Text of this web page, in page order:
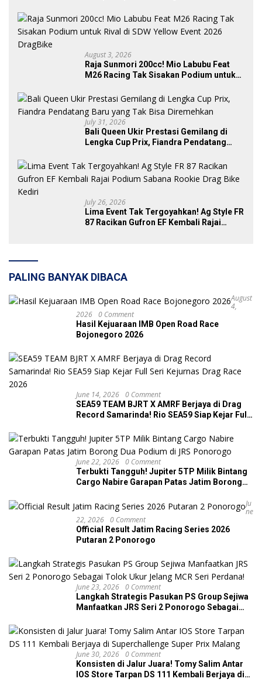
2026
August 3, 2026
Raja Sunmori 200cc! Mio Labubu Feat
M26 Racing Tak Sisakan Podium untuk
July 31, 2026
Bali Queen Ukir Prestasi Gemilang di
Lengka Cup Prix, Fiandra Pendatang
July 26, 2026
Lima Event Tak Tergoyahkan! Ag Style FR
87 Racikan Gufron EF Kembali Rajai
PALING BANYAK DIBACA
August
4,
2026 0 Comment
Hasil Kejuaraan IMB Open Road Race
Bojonegoro 2026
June 14, 2026 0 Comment
SEA59 TEAM BJRT X AMRF Berjaya di Drag
Record Samarinda! Rio SEA59 Siap Kejar Full
June 22, 2026 0 Comment
Terbukti Tangguh! Jupiter 5TP Milik Bintang
Cargo Nabire Garapan Patas Jatim Borong
Ju
Ne
22, 2026 0 Comment
Official Result Jatim Racing Series 2026
Putaran 2 Ponorogo
June 23, 2026 0 Comment
Langkah Strategis Pasukan PS Group Sejiwa
Manfaatkan JRS Seri 2 Ponorogo Sebagai
June 30, 2026 0 Comment
Konsisten di Jalur Juara! Tomy Salim Antar
IOS Store Tarpan DS 111 Kembali Berjaya di